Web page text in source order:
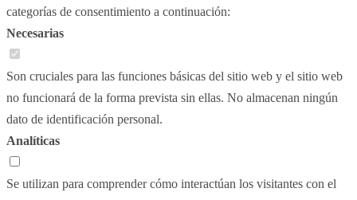
categorías de consentimiento a continuación:
Necesarias
Son cruciales para las funciones básicas del sitio web y el sitio web
no funcionará de la forma prevista sin ellas. No almacenan ningún
dato de identificación personal.
Analíticas
Se utilizan para comprender cómo interactúan los visitantes con el